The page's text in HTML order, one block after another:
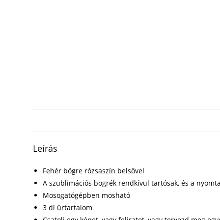
Leírás
Fehér bögre rózsaszín belsővel
A szublimációs bögrék rendkívül tartósak, és a
Mosogatógépben mosható
3 dl űrtartalom